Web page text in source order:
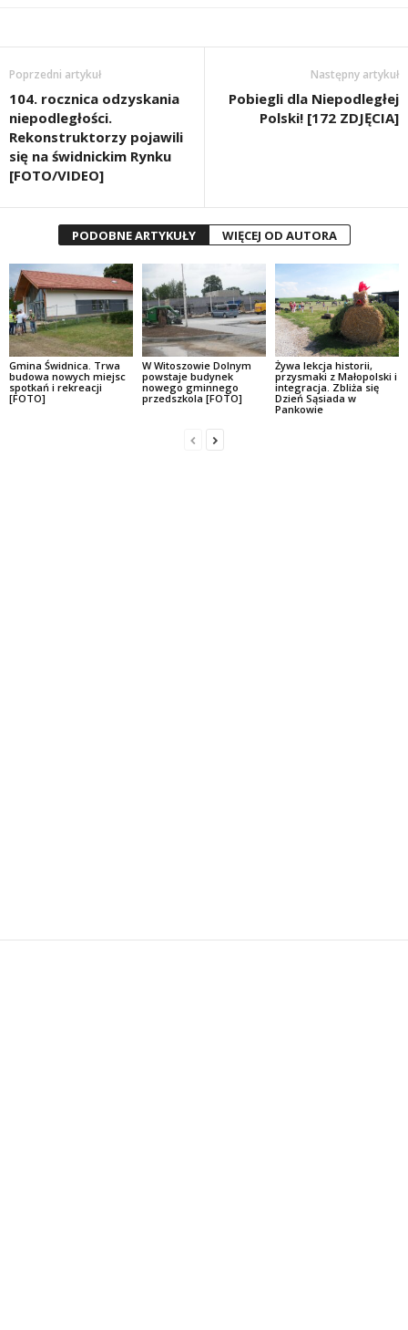
Poprzedni artykuł
104. rocznica odzyskania
niepodległości.
Rekonstruktorzy pojawili
się na świdnickim Rynku
[FOTO/VIDEO]
Następny artykuł
Pobiegli dla Niepodległej
Polski! [172 ZDJĘCIA]
PODOBNE ARTYKUŁY WIĘCEJ OD AUTORA
Gmina Świdnica. Trwa
budowa nowych miejsc
spotkań i rekreacji
[FOTO]
W Witoszowie Dolnym
powstaje budynek
nowego gminnego
przedszkola [FOTO]
Żywa lekcja historii,
przysmaki z Małopolski i
integracja. Zbliża się
Dzień Sąsiada w
Pankowie